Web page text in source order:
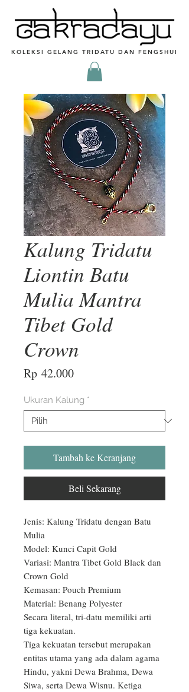
KOLEKSI GELANG TRIDATU DAN FENGSHUI
Kalung Tridatu
Liontin Batu
Mulia Mantra
Tibet Gold
Crown
Rp 42.000Harga
Ukuran Kalung *
Tambah ke Keranjang
Beli Sekarang
Jenis: Kalung Tridatu dengan Batu
Mulia
Model: Kunci Capit Gold
Variasi: Mantra Tibet Gold Black dan
Crown Gold
Kemasan: Pouch Premium
Material: Benang Polyester
Secara literal, tri-datu memiliki arti
tiga kekuatan.
Tiga kekuatan tersebut merupakan
entitas utama yang ada dalam agama
Hindu, yakni Dewa Brahma, Dewa
Siwa, serta Dewa Wisnu. Ketiga